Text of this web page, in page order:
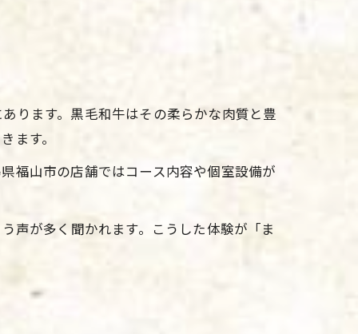
ります。黒毛和牛はその柔らかな肉質と豊
ます。
福山市の店舗ではコース内容や個室設備が
声が多く聞かれます。こうした体験が「ま